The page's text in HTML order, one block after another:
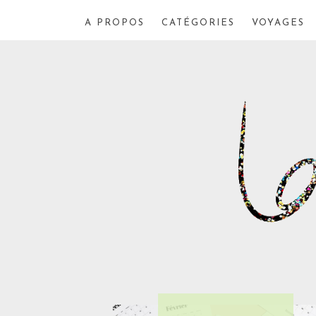
A PROPOS CATÉGORIES VOYAGES